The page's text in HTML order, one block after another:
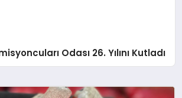
Odası 26. Yılını Kutladı